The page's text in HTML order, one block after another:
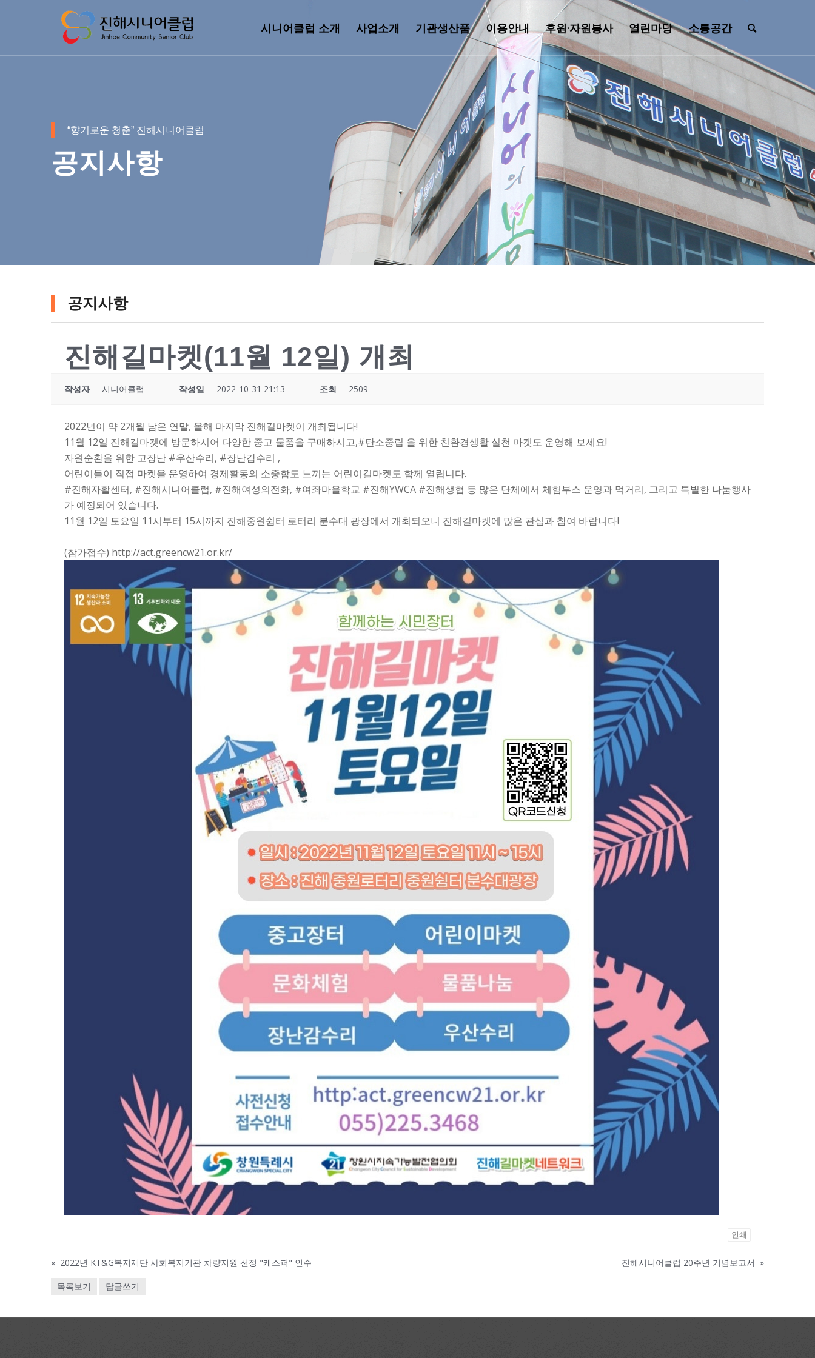
시니어클럽 소개 사업소개 기관생산품 이용안내 후원·자원봉사 열린마당 소통공간
“향기로운 청춘” 진해시니어클럽
공지사항
공지사항
진해길마켓(11월 12일) 개최
작성자 시니어클럽 작성일 2022-10-31 21:13 조회 2509
2022년이 약 2개월 남은 연말, 올해 마지막 진해길마켓이 개최됩니다!
11월 12일 진해길마켓에 방문하시어 다양한 중고 물품을 구매하시고,#탄소중립 을 위한 친환경생활 실천 마켓도 운영해 보세요!
자원순환을 위한 고장난 #우산수리, #장난감수리 ,
어린이들이 직접 마켓을 운영하여 경제활동의 소중함도 느끼는 어린이길마켓도 함께 열립니다.
#진해자활센터, #진해시니어클럽, #진해여성의전화, #여좌마을학교 #진해YWCA #진해생협 등 많은 단체에서 체험부스 운영과 먹거리, 그리고 특별한 나눔행사
가 예정되어 있습니다.
11월 12일 토요일 11시부터 15시까지 진해중원쉼터 로터리 분수대 광장에서 개최되오니 진해길마켓에 많은 관심과 참여 바랍니다!
(참가접수) http://act.greencw21.or.kr/
인쇄
« 2022년 KT&G복지재단 사회복지기관 차량지원 선정 "캐스퍼" 인수 진해시니어클럽 20주년 기념보고서 »
목록보기 답글쓰기